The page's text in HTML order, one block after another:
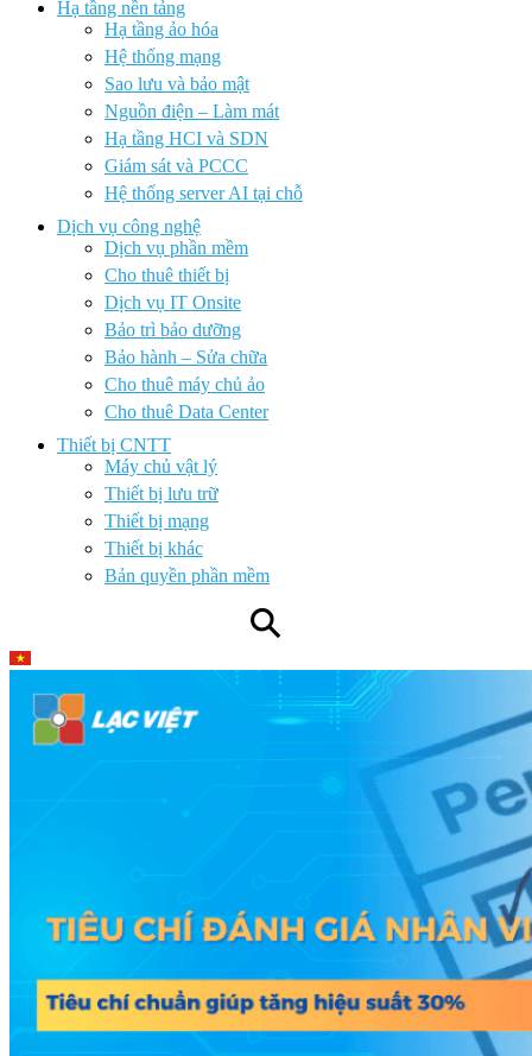
Hạ tầng nền tảng
Hạ tầng ảo hóa
Hệ thống mạng
Sao lưu và bảo mật
Nguồn điện – Làm mát
Hạ tầng HCI và SDN
Giám sát và PCCC
Hệ thống server AI tại chỗ
Dịch vụ công nghệ
Dịch vụ phần mềm
Cho thuê thiết bị
Dịch vụ IT Onsite
Bảo trì bảo dưỡng
Bảo hành – Sửa chữa
Cho thuê máy chủ ảo
Cho thuê Data Center
Thiết bị CNTT
Máy chủ vật lý
Thiết bị lưu trữ
Thiết bị mạng
Thiết bị khác
Bản quyền phần mềm
⚲